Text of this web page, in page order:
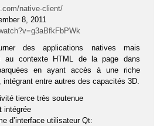
native-client/
8, 2011
des applications natives mais
au contexte HTML de la page dans
en ayant accès à une riche
intégrant entre autres des capacités 3D.
tierce très soutenue
intégrée
d’interface utilisateur Qt: